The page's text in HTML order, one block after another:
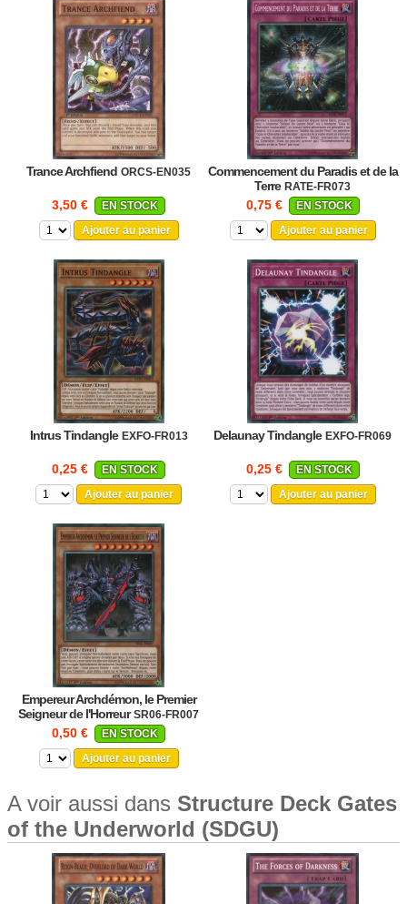
Trance Archfiend ORCS-EN035
3,50 €
EN STOCK
Ajouter au panier
Commencement du Paradis et de la
Terre RATE-FR073
0,75 €
EN STOCK
Ajouter au panier
Intrus Tindangle EXFO-FR013
0,25 €
EN STOCK
Ajouter au panier
Delaunay Tindangle EXFO-FR069
0,25 €
EN STOCK
Ajouter au panier
Empereur Archdémon, le Premier
Seigneur de l'Horreur SR06-FR007
0,50 €
EN STOCK
Ajouter au panier
A voir aussi dans Structure Deck Gates
of the Underworld (SDGU)